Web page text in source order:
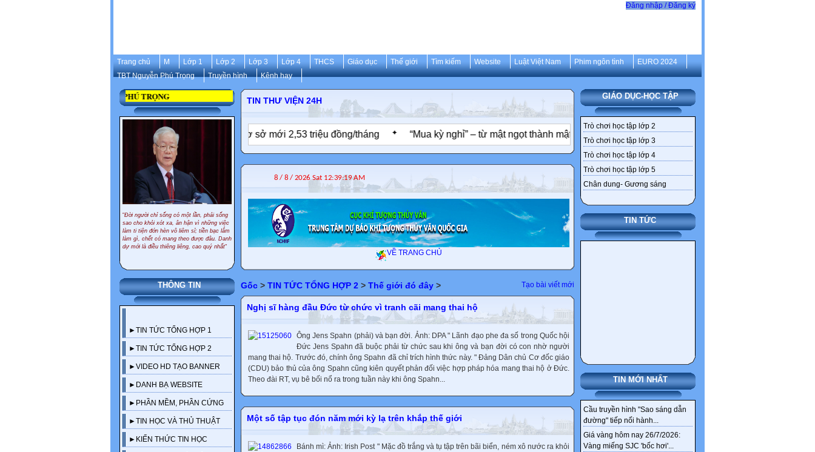
Đăng nhập / Đăng ký
Trang chủ M Lớp 1 Lớp 2 Lớp 3 Lớp 4 THCS Giáo dục Thế giới Tìm kiếm Website Luật Việt Nam Phim ngôn tình
EURO 2024
TBT Nguyễn Phú Trọng
Truyền hình Kênh hay
TỔNG BÍ THƯ NGUYỄN PHÚ TRỌNG
"Đời người chỉ sống có một lần, phải sống
sao cho khỏi xót xa, ân hận vì những việc
làm ti tiện đớn hèn vô liêm sỉ; tiền bạc lắm
làm gì, chết có mang theo được đâu. Danh
dự mới là điều thiêng liêng, cao quý nhất"
THÔNG TIN
►TIN TỨC TỔNG HỢP 1
►TIN TỨC TỔNG HỢP 2
►VIDEO HD TẠO BANNER
►DANH BẠ WEBSITE
►PHẦN MỀM, PHẦN CỨNG
►TIN HỌC VÀ THỦ THUẬT
►KIẾN THỨC TIN HỌC
GIÁO DỤC-HỌC TẬP
Trò chơi học tập lớp 2
Trò chơi học tập lớp 3
Trò chơi học tập lớp 4
Trò chơi học tập lớp 5
Chân dung- Gương sáng
TIN TỨC
giảm đau xương khớp từ lá
ngải cứu – phương pháp
truyền thống hàng trăm năm
Chiến lược “Nước Mỹ trên
hết” và sự xói mòn niềm tin
của các đồng minh trong trật
tự quốc tế đương đại
TIN MỚI NHẤT
Cầu truyền hình "Sao sáng dẫn
đường" tiếp nối hành...
Giá vàng hôm nay 26/7/2026:
Vàng miếng SJC 'bốc hơi'...
TIN THƯ VIỆN 24H
Dự kiến cách tính lương, phụ cấp theo lương cơ sở mới 2,53 triệu đồng/tháng ✦ “Mua kỳ nghỉ” – từ mật ngọt thành mật đắng Ai cũng muốn một miếng World Cup
VỀ TRANG CHỦ
Gốc > TIN TỨC TỔNG HỢP 2 > Thế giới đó đây > Tạo bài viết mới
Nghị sĩ hàng đầu Đức từ chức vì tranh cãi mang thai hộ
Ông Jens Spahn (phải) và bạn đời. Ảnh: DPA " Lãnh đạo phe đa số trong Quốc hội
Đức Jens Spahn đã buộc phải từ chức sau khi ông và bạn đời có con nhờ người
mang thai hộ. Trước đó, chính ông Spahn đã chỉ trích hình thức này. " Đảng Dân chủ Cơ đốc giáo
(CDU) bảo thủ của ông Spahn cũng kiên quyết phản đối việc hợp pháp hóa mang thai hộ ở Đức.
Theo đài RT, vụ bê bối nổ ra trong tuần này khi ông Spahn...
Một số tập tục đón năm mới kỳ lạ trên khắp thế giới
Bánh mì: Ảnh: Irish Post " Mặc đồ trắng và tụ tập trên bãi biển, ném xô nước ra khỏi